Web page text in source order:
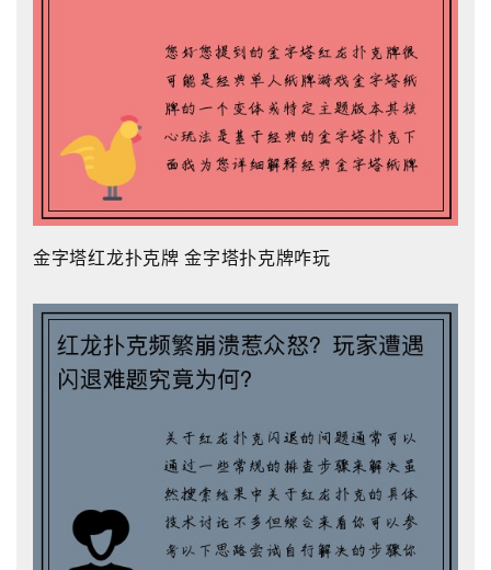
金字塔红龙扑克牌 金字塔扑克牌咋玩